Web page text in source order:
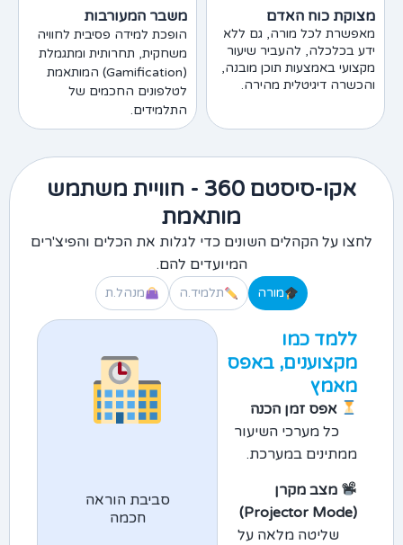
מצוקת כוח האדם
מאפשרת לכל מורה, גם ללא
ידע בכלכלה, להעביר שיעור
מקצועי באמצעות תוכן מובנה,
והכשרה דיגיטלית מהירה.
משבר המעורבות
הופכת למידה פסיבית לחוויה
משחקית, תחרותית ומתגמלת
(Gamification) המותאמת
לטלפונים החכמים של
התלמידים.
אקו-סיסטם 360 - חוויית משתמש
מותאמת
לחצו על הקהלים השונים כדי לגלות את הכלים והפיצ'רים
המיועדים להם.
מורה תלמיד.ה מנהל.ת
ללמד כמו
מקצוענים, באפס
מאמץ
אפס זמן הכנה
כל מערכי השיעור
ממתינים במערכת.
מצב מקרן
(Projector Mode)
שליטה מלאה על
סביבת הוראה
חכמה